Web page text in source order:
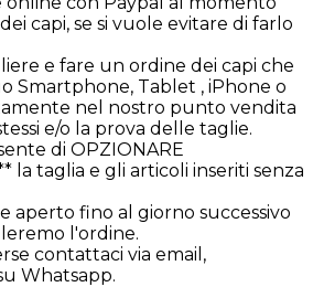
capi, se si vuole evitare di farlo
e fare un ordine dei capi che
Smartphone, Tablet , iPhone o
nel nostro punto vendita
e/o la prova delle taglie.
di OPZIONARE
la taglia e gli articoli inseriti senza
aperto fino al giorno successivo
l'ordine.
contattaci via email,
Whatsapp.